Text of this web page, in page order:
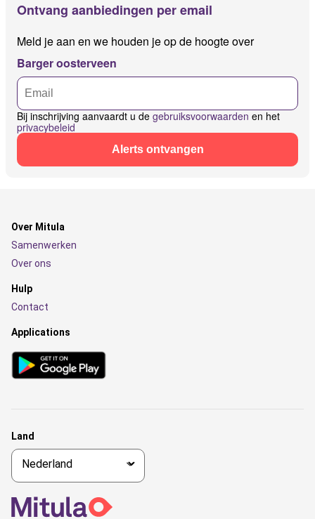
Ontvang aanbiedingen per email
Meld je aan en we houden je op de hoogte over
Barger oosterveen
Bij inschrijving aanvaardt u de gebruiksvoorwaarden en het
privacybeleid
Alerts ontvangen
Over Mitula
Samenwerken
Over ons
Hulp
Contact
Applications
Land